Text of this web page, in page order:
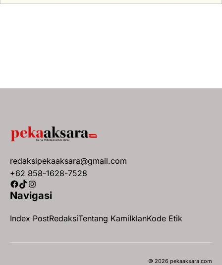
redaksipekaaksara@gmail.com
+62 858-1628-7528
Facebook
TikTok
Instagram
Navigasi
Index PostRedaksiTentang KamiIklanKode Etik
© 2026 pekaaksara.com